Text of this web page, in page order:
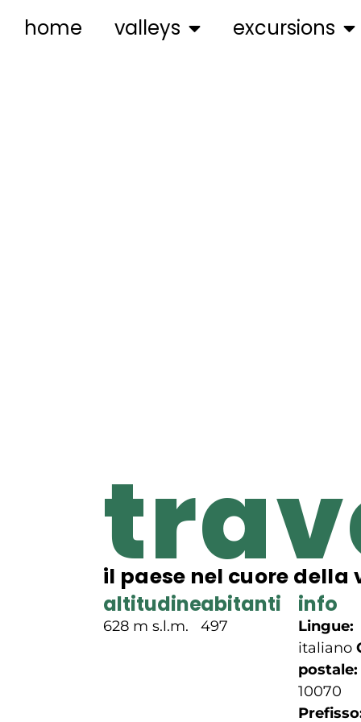
home valleys excursions
il paese nel cuore della
altitudine
628 m s.l.m.
abitanti
497
info
Lingue:
italiano
postale:
10070